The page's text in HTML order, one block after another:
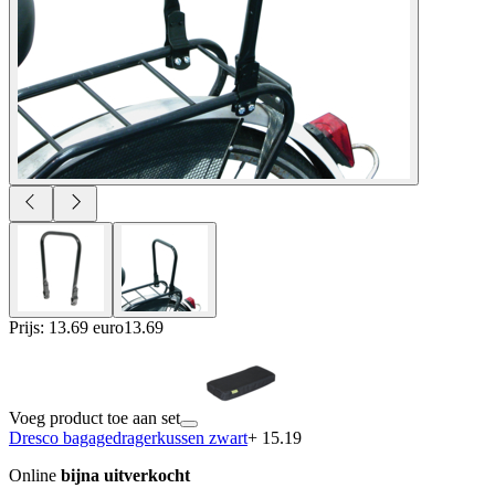
Prijs: 13.69 euro13.69
Voeg product toe aan set
Dresco bagagedragerkussen zwart+ 15.19
Online bijna uitverkocht